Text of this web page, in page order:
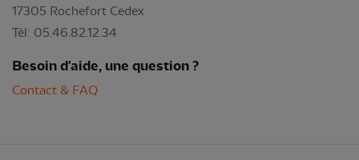
17305 Rochefort Cedex
Tél: 05.46.82.12.34
Besoin d'aide, une question ?
Contact & FAQ